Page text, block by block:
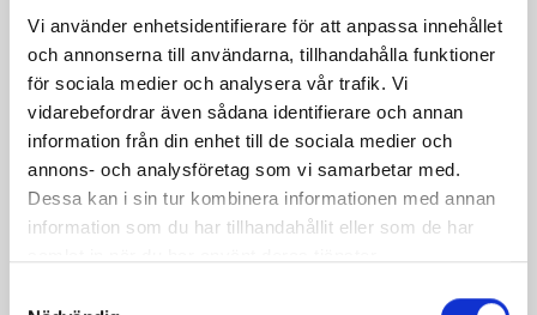
Vi använder enhetsidentifierare för att anpassa innehållet
och annonserna till användarna, tillhandahålla funktioner
för sociala medier och analysera vår trafik. Vi
vidarebefordrar även sådana identifierare och annan
information från din enhet till de sociala medier och
annons- och analysföretag som vi samarbetar med.
Dessa kan i sin tur kombinera informationen med annan
information som du har tillhandahållit eller som de har
Päronfil 2,7%
1000g
Skogsbärsfil 2,7%
1000g